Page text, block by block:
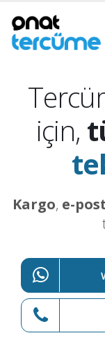
için,
Kargo, e-